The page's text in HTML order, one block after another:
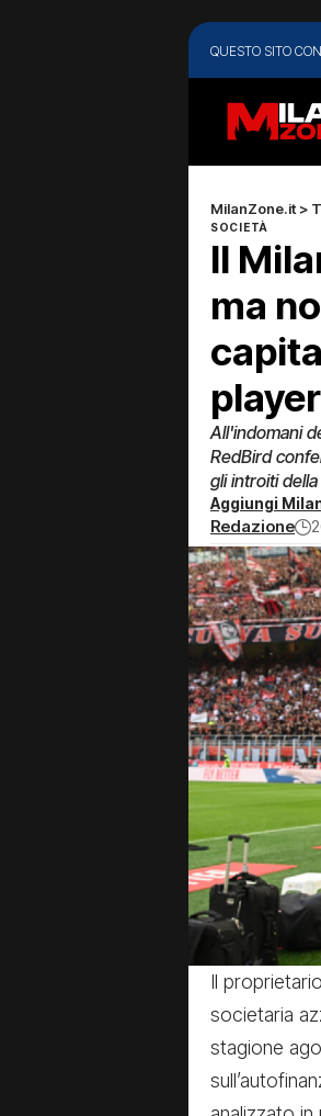
QUESTO SITO
MilanZone.it >
SOCIETÀ
Il
ma
All'indomani
RedBird
gli introiti
Aggiungi
Redazione
Il
societaria
stagione